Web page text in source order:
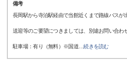
備考
長岡駅から寺泊駅経由で当館近くまで路線バスが
送迎等のご要望につきましては、別途お問い合わ
駐車場：有り（無料）※国道…続きを読む